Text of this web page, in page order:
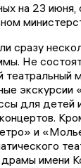
на 23
сразу
Не
театральный
экскурсии
для детей
и
имени